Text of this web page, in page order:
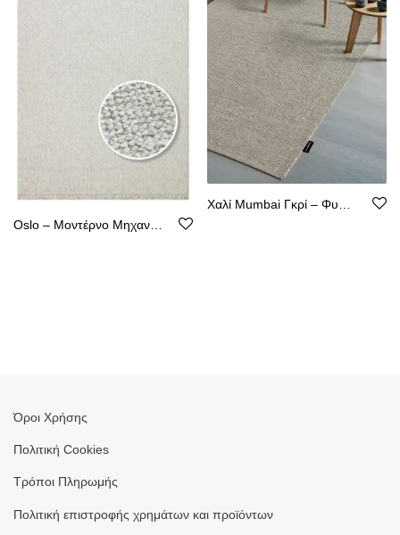
Όροι Χρήσης
Πολιτική Cookies
Τρόποι Πληρωμής
Πολιτική επιστροφής χρημάτων και προϊόντων